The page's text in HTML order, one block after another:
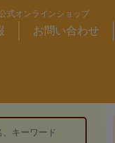
式オンラインショップ
お問い合わせ